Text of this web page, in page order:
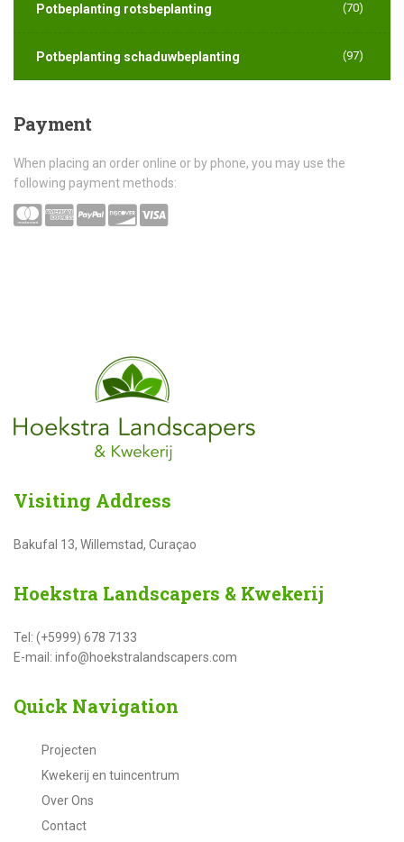
Potbeplanting rotsbeplanting (70)
Potbeplanting schaduwbeplanting (97)
Payment
When placing an order online or by phone, you may use the
following payment methods:
Visiting Address
Bakufal 13, Willemstad, Curaçao
Hoekstra Landscapers & Kwekerij
Tel: (+5999) 678 7133
E-mail: info@hoekstralandscapers.com
Quick Navigation
Projecten
Kwekerij en tuincentrum
Over Ons
Contact